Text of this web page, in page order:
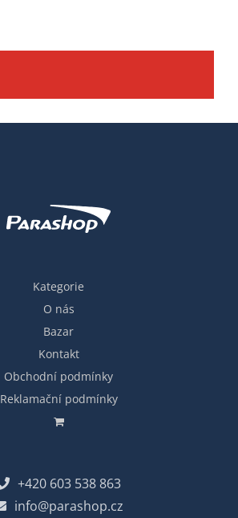
Kategorie
O nás
Bazar
Kontakt
Obchodní podmínky
Reklamační podmínky
+420 603 538 863
info@parashop.cz